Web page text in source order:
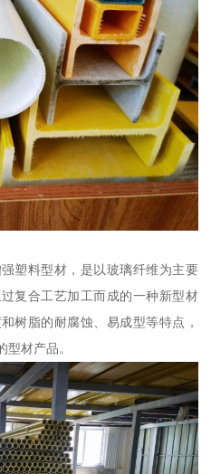
塑料型材，是以玻璃纤维为主要
复合工艺加工而成的一种新型材
树脂的耐腐蚀、易成型等特点，
材产品。